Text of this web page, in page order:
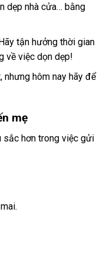
dẹp nhà cửa… bằng
tận hưởng thời gian
về việc dọn dẹp!
hôm nay hãy để
mẹ
sắc hơn trong việc gửi